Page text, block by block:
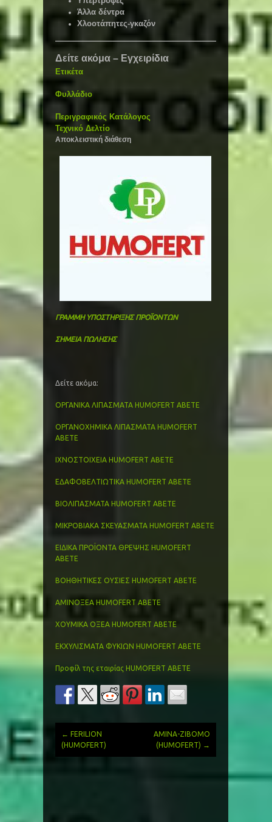
Άλλα δέντρα
Χλοοτάπητες-γκαζόν
Δείτε ακόμα – Εγχειρίδια
Ετικέτα
Φυλλάδιο
Περιγραφικός Κατάλογος
Τεχνικό Δελτίο
Αποκλειστική διάθεση
ΓΡΑΜΜΗ ΥΠΟΣΤΗΡΙΞΗΣ ΠΡΟΪΟΝΤΩΝ
ΣΗΜΕΙΑ ΠΩΛΗΣΗΣ
Δείτε ακόμα:
ΟΡΓΑΝΙΚΑ ΛΙΠΑΣΜΑΤΑ HUMOFERT ABETΕ
ΟΡΓΑΝΟΧΗΜΙΚΑ ΛΙΠΑΣΜΑΤΑ HUMOFERT
ABETE
ΙΧΝΟΣΤΟΙΧΕΙΑ HUMOFERT ABETE
ΕΔΑΦΟΒΕΛΤΙΩΤΙΚΑ HUMOFERT ABETE
ΒΙΟΛΙΠΑΣΜΑΤΑ HUMOFERT ABETE
ΜΙΚΡΟΒΙΑΚΑ ΣΚΕΥΑΣΜΑΤΑ HUMOFERT ABETE
ΕΙΔΙΚΑ ΠΡΟΪΟΝΤΑ ΘΡΕΨΗΣ HUMOFERT
ABETE
ΒΟΗΘΗΤΙΚΕΣ ΟΥΣΙΕΣ HUMOFERT ABETE
ΑΜΙΝΟΞΕΑ HUMOFERT ABETE
ΧΟΥΜΙΚΑ ΟΞΕΑ HUMOFERT ABETE
ΕΚΧΥΛΙΣΜΑΤΑ ΦΥΚΙΩΝ HUMOFERT ABETE
Προφίλ της εταιρίας HUMOFERT ABETΕ
Post
← FERILION
(HUMOFERT)
AMINA-ZIBOMO
(HUMOFERT) →